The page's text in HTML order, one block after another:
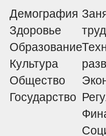
Демография
Здоровье
Образование
Культура
Общество
Государство
труд